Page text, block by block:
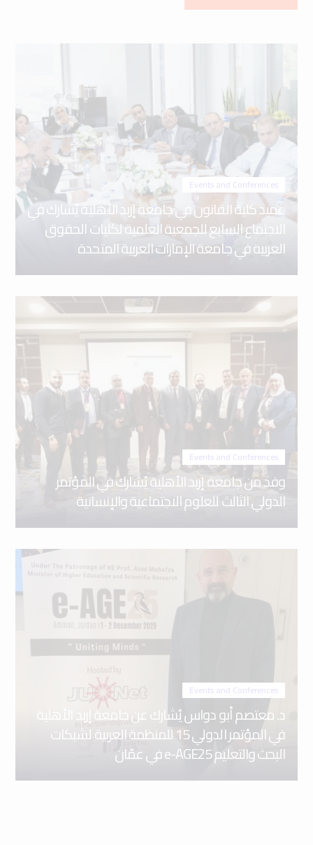
Events and Conferences
عميد كلية القانون في جامعة إربد الأهلية يُشارك في
الاجتماع السابع للجمعية العلمية لكليات الحقوق
العربية في جامعة الإمارات العربية المتحدة
Events and Conferences
وفد من جامعة إربد الأهلية يُشارك في المؤتمر
الدولي الثالث للعلوم الاجتماعية والإنسانية
Events and Conferences
د. معتصم أبو دواس يُشارك عن جامعة إربد الأهلية
في المؤتمر الدولي 15 للمنظمة العربية لشبكات
البحث والتعليم e-AGE25 في عمّان